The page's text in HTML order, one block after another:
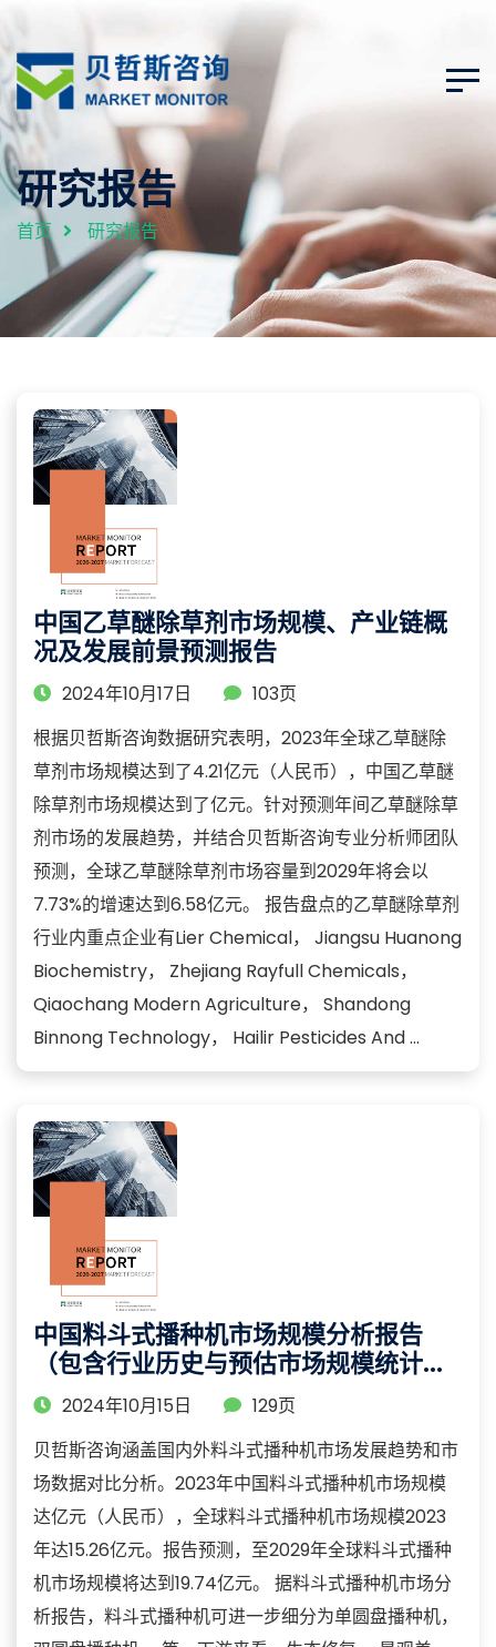
研究报告
首页 研究报告
中国乙草醚除草剂市场规模、产业链概
况及发展前景预测报告
2024年10月17日
103页
根据贝哲斯咨询数据研究表明，2023年全球乙草醚除
草剂市场规模达到了4.21亿元（人民币），中国乙草醚
除草剂市场规模达到了亿元。针对预测年间乙草醚除草
剂市场的发展趋势，并结合贝哲斯咨询专业分析师团队
预测，全球乙草醚除草剂市场容量到2029年将会以
7.73%的增速达到6.58亿元。 报告盘点的乙草醚除草剂
行业内重点企业有Lier Chemical， Jiangsu Huanong
Biochemistry， Zhejiang Rayfull Chemicals，
Qiaochang Modern Agriculture， Shandong
Binnong Technology， Hailir Pesticides And ...
中国料斗式播种机市场规模分析报告
（包含行业历史与预估市场规模统计与
预测）
2024年10月15日
129页
贝哲斯咨询涵盖国内外料斗式播种机市场发展趋势和市
场数据对比分析。2023年中国料斗式播种机市场规模
达亿元（人民币），全球料斗式播种机市场规模2023
年达15.26亿元。报告预测，至2029年全球料斗式播种
机市场规模将达到19.74亿元。 据料斗式播种机市场分
析报告，料斗式播种机可进一步细分为单圆盘播种机，